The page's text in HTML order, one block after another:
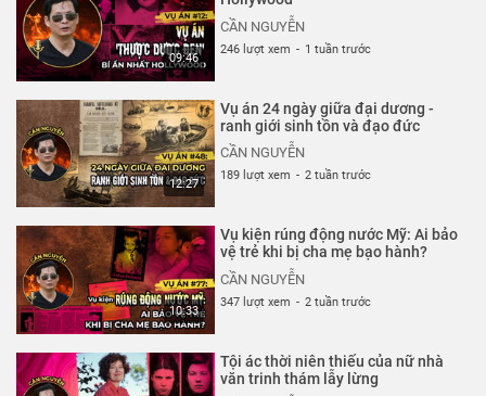
09:46
CẦN NGUYỄN
246 lượt xem - 1 tuần trước
12:27
Vụ án 24 ngày giữa đại dương -
ranh giới sinh tồn và đạo đức
CẦN NGUYỄN
189 lượt xem - 2 tuần trước
10:33
Vụ kiện rúng động nước Mỹ: Ai bảo
vệ trẻ khi bị cha mẹ bạo hành?
CẦN NGUYỄN
347 lượt xem - 2 tuần trước
Tội ác thời niên thiếu của nữ nhà
văn trinh thám lẫy lừng